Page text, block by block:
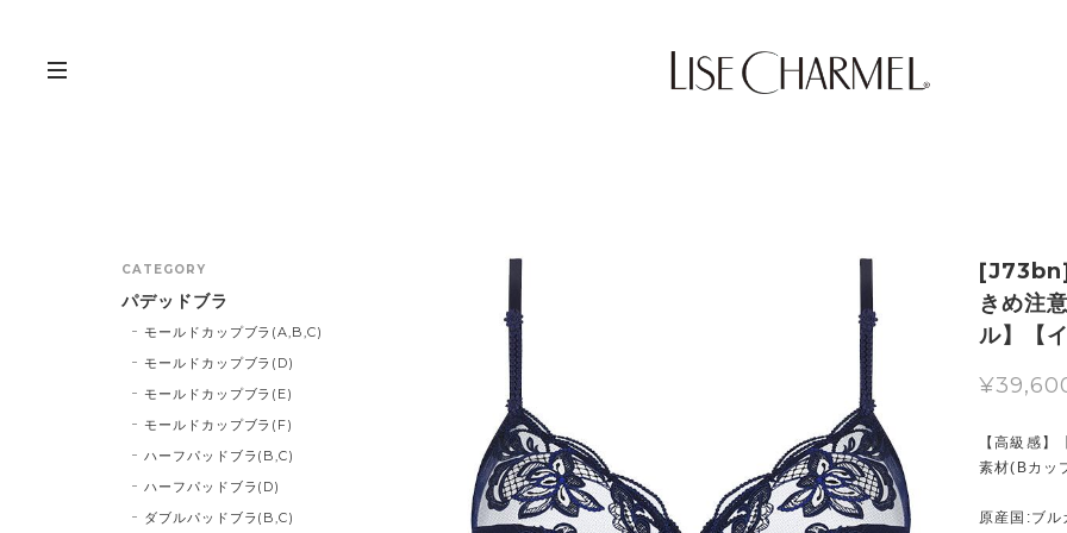
きめ注
ル】【
【高級感
素材(Bカッ
原産国:ブ
CATEGORY
パデッドブラ
モールドカップブラ(A,B,C)
モールドカップブラ(D)
モールドカップブラ(E)
モールドカップブラ(F)
ハーフパッドブラ(B,C)
ハーフパッドブラ(D)
ダブルパッドブラ(B,C)